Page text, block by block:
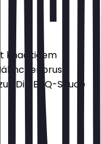
knackigem
1 Dip BBQ-Sauce